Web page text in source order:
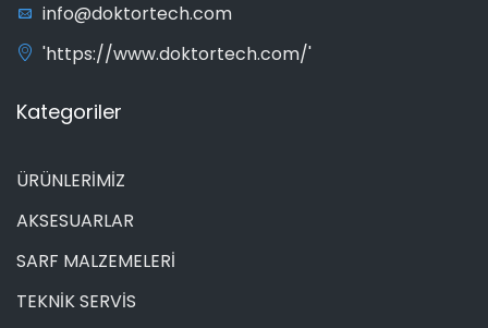
info@doktortech.com
'https://www.doktortech.com/'
Kategoriler
ÜRÜNLERİMİZ
AKSESUARLAR
SARF MALZEMELERİ
TEKNİK SERVİS